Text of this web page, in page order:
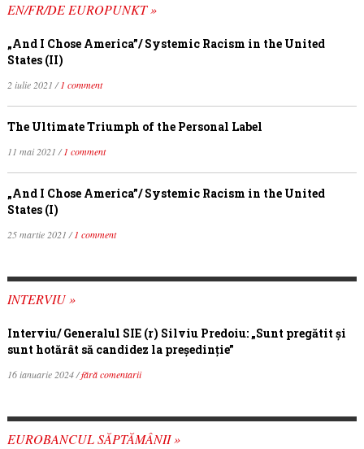
EN/FR/DE EUROPUNKT »
„And I Chose America”/ Systemic Racism in the United
States (II)
2 iulie 2021 /1 comment
The Ultimate Triumph of the Personal Label
11 mai 2021 /1 comment
„And I Chose America”/ Systemic Racism in the United
States (I)
25 martie 2021 /1 comment
INTERVIU »
Interviu/ Generalul SIE (r) Silviu Predoiu: „Sunt pregătit și
sunt hotărât să candidez la președinție”
16 ianuarie 2024 /fără comentarii
EUROBANCUL SĂPTĂMÂNII »